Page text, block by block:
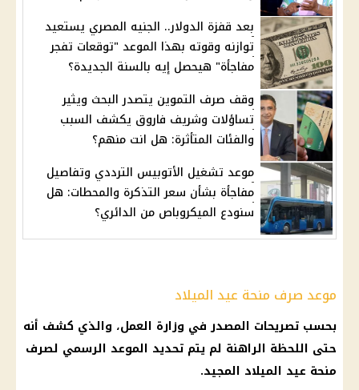
بعد قفزة الدولار.. الجنيه المصري يستعيد
توازنه وقوته بهذا الموعد "توقعات تفجر
مفاجأة" هيحصل إيه بالسنة الجديدة؟
وقف صرف التموين يتصدر البحث ويثير
تساؤلات وشريف فاروق يكشف السبب
والفئات المتأثرة: هل انت منهم؟
موعد تشغيل الأتوبيس الترددي وتفاصيل
مفاجأة بشأن سعر التذكرة والمحطات: هل
سنودع الميكروباص من الدائري؟
موعد صرف منحة عيد الميلاد
بحسب تصريحات المصدر في وزارة العمل، والذي كشف أنه
حتى اللحظة الراهنة لم يتم تحديد الموعد الرسمي لصرف
منحة عيد الميلاد المجيد.